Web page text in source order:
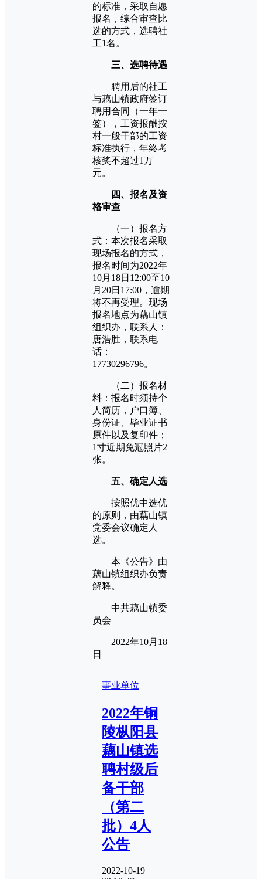
的标准，采取自愿
报名，综合审查比
选的方式，选聘社
工1名。
三、选聘待遇
聘用后的社工
与藕山镇政府签订
聘用合同（一年一
签），工资报酬按
村一般干部的工资
标准执行，年终考
核奖不超过1万
元。
四、报名及资
格审查
（一）报名方
式：本次报名采取
现场报名的方式，
报名时间为2022年
10月18日12:00至10
月20日17:00，逾期
将不再受理。现场
报名地点为藕山镇
组织办，联系人：
唐浩胜，联系电
话：
17730296796。
（二）报名材
料：报名时须持个
人简历，户口簿、
身份证、毕业证书
原件以及复印件；
1寸近期免冠照片2
张。
五、确定人选
按照优中选优
的原则，由藕山镇
党委会议确定人
选。
本《公告》由
藕山镇组织办负责
解释。
中共藕山镇委
员会
2022年10月18
日
事业单位
2022年铜
陵枞阳县
藕山镇选
聘村级后
备干部
（第二
批）4人
公告
2022-10-19